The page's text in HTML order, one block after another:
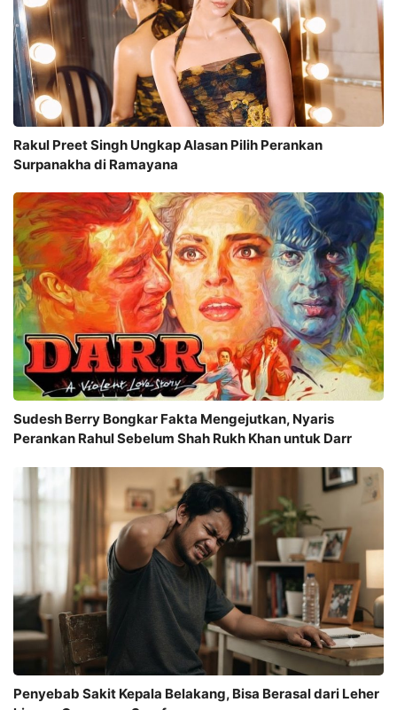
Rakul Preet Singh Ungkap Alasan Pilih Perankan
Surpanakha di Ramayana
Sudesh Berry Bongkar Fakta Mengejutkan, Nyaris
Perankan Rahul Sebelum Shah Rukh Khan untuk Darr
Penyebab Sakit Kepala Belakang, Bisa Berasal dari Leher